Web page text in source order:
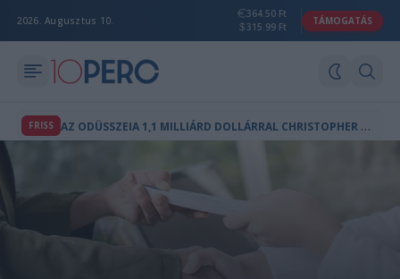
2026. Augusztus 10.
364.50 Ft
315.99 Ft
TÁMOGATÁS
FRISS A
Z ODÜSSZEIA 1,1 MILLIÁRD DOLLÁRRAL CHRISTOPHER NOLAN LEGNAGYOBB BEVÉTELŰ FILMJE